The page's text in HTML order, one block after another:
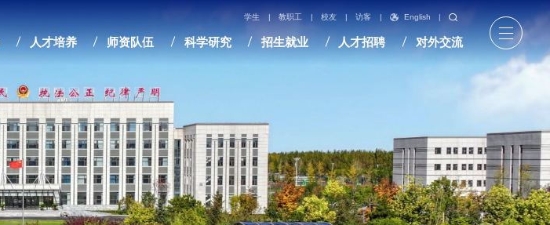
学生 教职工 校友 访客 English
人才培养 师资队伍 科学研究 招生就业 人才招聘 对外交流